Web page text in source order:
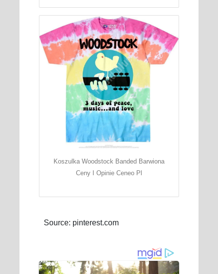
Koszulka Woodstock Banded Barwiona
Ceny I Opinie Ceneo Pl
Source: pinterest.com